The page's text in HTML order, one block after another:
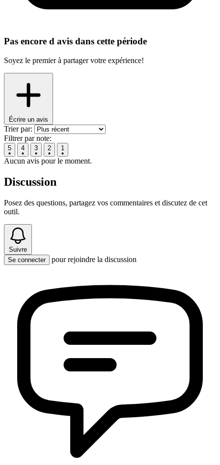
Pas encore d avis dans cette période
Soyez le premier à partager votre expérience!
Écrire un avis
Trier par:
Filtrer par note:
5 4 3 2 1
Aucun avis pour le moment.
Discussion
Posez des questions, partagez vos commentaires et discutez de cet
outil.
Suivre
Se connecter
pour rejoindre la discussion